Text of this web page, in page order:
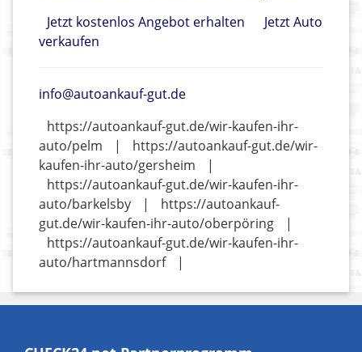
Jetzt kostenlos Angebot erhalten
Jetzt Auto
verkaufen
info@autoankauf-gut.de
https://autoankauf-gut.de/wir-kaufen-ihr-
auto/pelm
|
https://autoankauf-gut.de/wir-
kaufen-ihr-auto/gersheim
|
https://autoankauf-gut.de/wir-kaufen-ihr-
auto/barkelsby
|
https://autoankauf-
gut.de/wir-kaufen-ihr-auto/oberpöring
|
https://autoankauf-gut.de/wir-kaufen-ihr-
auto/hartmannsdorf
|